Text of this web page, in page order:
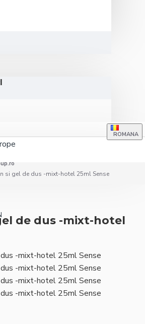
ROMANA
si gel de dus -mixt-hotel 25ml Sense
de dus -mixt-hotel